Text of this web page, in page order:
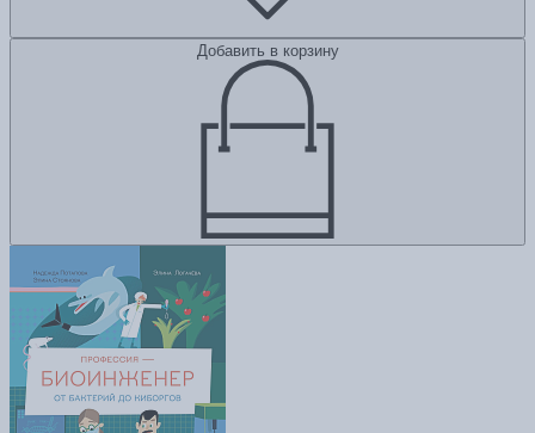
Добавить в корзину